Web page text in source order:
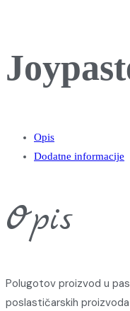
Opis
Dodatne informacije
Opis
Polugotov proizvod u
poslastičarskih